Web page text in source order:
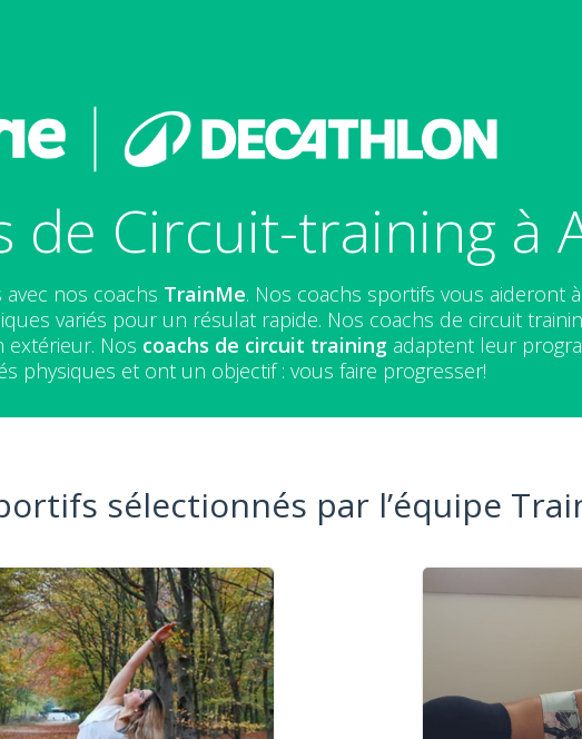
de Circuit-training à
nos coachs TrainMe. Nos coachs sportifs vous aideront
variés pour un résulat rapide. Nos coachs de circuit
extérieur. Nos coachs de circuit training adaptent leur
physiques et ont un objectif : vous faire progresser!
sélectionnés par l’équipe